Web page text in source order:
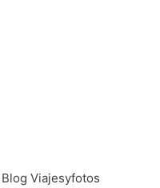
Viajesyfotos